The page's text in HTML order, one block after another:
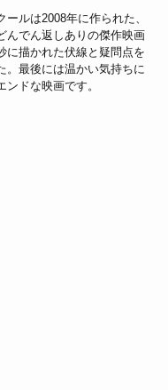
ールは2008年に作られた、
んでん返しありの傑作映画
に描かれた伏線と疑問点を
。最後には温かい気持ちに
ンドな映画です。